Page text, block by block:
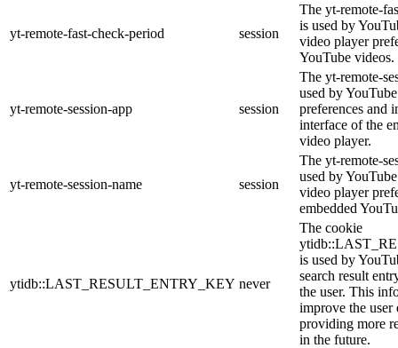
yt-remote-fast-check-period session
The yt-remote-
is used by
video player
YouTube videos.
yt-remote-session-app session
The yt-remote-
used by
preferences and
interface of the
video player.
yt-remote-session-name session
The yt-remote-
used by
video player
embedded
ytidb::LAST_RESULT_ENTRY_KEY never
The cookie
is used by
search result
the user. This
improve the user
providing more
in the future.